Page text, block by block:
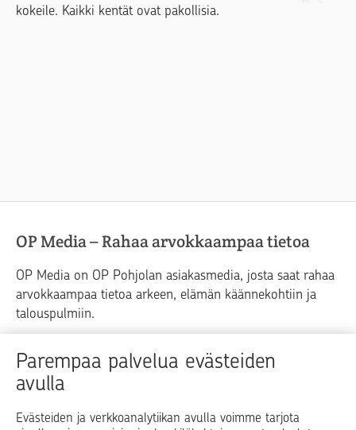
Parempaa palvelua evästeiden
avulla
Evästeiden ja verkkoanalytiikan avulla voimme tarjota
kokeile. Kaikki kentät ovat pakollisia.
OP Media – Rahaa arvokkaampaa tietoa
OP Media on OP Pohjolan asiakasmedia, josta saat rahaa
arvokkaampaa tietoa arkeen, elämän käännekohtiin ja
talouspulmiin.
Raha Elämä
Yrityselämä
Blogit ja puheenvuorot